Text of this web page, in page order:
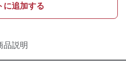
に追加する
品説明